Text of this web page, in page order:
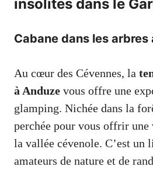
insolites dans le
Cabane dans les arbres
Au cœur des Cévennes, la
à Anduze vous offre une
glamping. Nichée dans la
perchée pour vous offrir une
la vallée cévenole. C’est un
amateurs de nature et de